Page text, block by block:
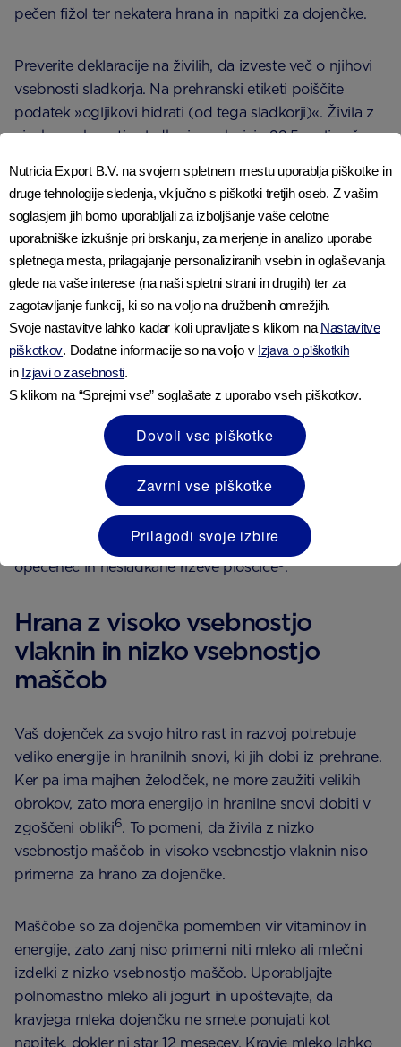
pečen fižol ter nekatera hrana in napitki za dojenčke.
Preverite deklaracije na živilih, da izveste več o njihovi
vsebnosti sladkorja. Na prehranski etiketi poiščite
podatek »ogljikovi hidrati (od tega sladkorji)«. Živila z
visoko vsebnostjo sladkorja vsebujejo 22,5 g ali več
sladkorja pa 5 g ali manj skupnih sladkorjev na 100 g.
Da so naravni sladkorji bolj zdravi za vašega otroka v
primerjavi z bolj predelanimi vrstami sladkorja, je mit.
Vse oblike sladkorja vsebujejo enako količino energije
glede na svojo maso in vse lahko poškodujejo
razvijajoče se zobe.
Ko gre za pijače, so sladkani sadni sokovi, smutiji,
mlečni napitki in voda z okusom običajno polni
sladkorja. Bolj zdrava izbira so nesladkani sadni sokovi,
a tudi te je bolje razredčiti z vodo.
Bolje je uživati vodo in mleko, vendar se izogibajte
kravjemu mleku kot pijači, dokler dojenček ne dopolni
12 mesecev. Če dojenčku ponudite prigrizek, namesto
sladkih izberite zdrave alternative, kot so sveže sadje,
opečenec in nesladkane riževe ploščice .
Hrana z visoko vsebnostjo
vlaknin in nizko vsebnostjo
maščob
Vaš dojenček za svojo hitro rast in razvoj potrebuje
veliko energije in hranilnih snovi, ki jih dobi iz prehrane.
Ker pa ima majhen želodček, ne more zaužiti velikih
obrokov, zato mora energijo in hranilne snovi dobiti v
zgoščeni obliki6. To pomeni, da živila z nizko
vsebnostjo maščob in visoko vsebnostjo vlaknin niso
primerna za hrano za dojenčke.
Maščobe so za dojenčka pomemben vir vitaminov in
energije, zato zanj niso primerni niti mleko ali mlečni
izdelki z nizko vsebnostjo maščob. Uporabljajte
polnomastno mleko ali jogurt in upoštevajte, da
kravjega mleka dojenčku ne smete ponujati kot
napitek, dokler ni star 12 mesecev. Kravje mleko lahko
Nutricia Export B.V. na svojem spletnem mestu uporablja piškotke in
druge tehnologije sledenja, vključno s piškotki tretjih oseb. Z vašim
soglasjem jih bomo uporabljali za izboljšanje vaše celotne
uporabniške izkušnje pri brskanju, za merjenje in analizo uporabe
spletnega mesta, prilagajanje personaliziranih vsebin in oglaševanja
glede na vaše interese (na naši spletni strani in drugih) ter za
zagotavljanje funkcij, ki so na voljo na družbenih omrežjih.
Svoje nastavitve lahko kadar koli upravljate s klikom na Nastavitve
piškotkov. Dodatne informacije so na voljo v Izjava o piškotkih
in Izjavi o zasebnosti.
S klikom na “Sprejmi vse” soglašate z uporabo vseh piškotkov.
Dovoli vse piškotke
Zavrni vse piškotke
Prilagodi svoje izbire